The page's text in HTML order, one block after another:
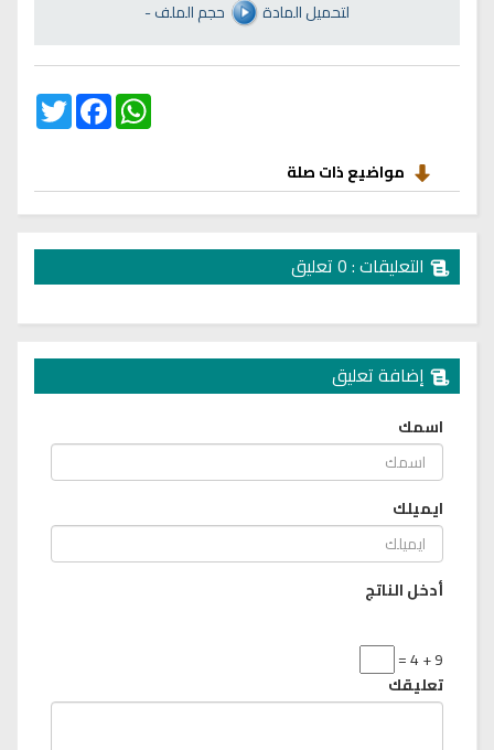
- لتحميل المادة حجم الملف
Twitter
FacebookWhatsApp
مواضيع ذات صلة
التعليقات : 0 تعليق
إضافة تعليق
اسمك
ايميلك
أدخل الناتج
9 + 4 =
تعليقك